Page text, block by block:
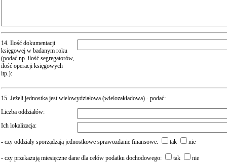
14. Ilość dokumentacji
księgowej w badanym roku
(podać np. ilość segregatorów,
ilość operacji księgowych
itp.):
15. Jeżeli jednostka jest wielowydziałowa (wielozakładowa) - podać:
Liczba oddziałów:
Ich lokalizacja:
- czy oddziały sporządzają jednostkowe sprawozdanie finansowe: tak nie
- czy przekazują miesięczne dane dla celów podatku dochodowego: tak nie